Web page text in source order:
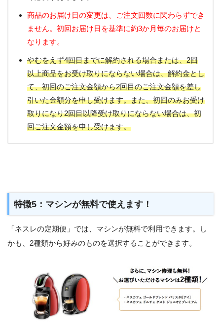
商品のお届け日の変更は、ご注文回数に関わらずでき
ません。初回お届け日を基準に約3か月毎のお届けと
なります。
やむをえず4回目までに解約される場合または、2回
以上商品をお受け取りにならない場合は、解約金とし
て、初回のご注文金額から2回目のご注文金額を差し
引いた金額分を申し受けます。また、初回のみお受け
取りになり2回目以降受け取りにならない場合は、初
回ご注文金額を申し受けます。
特徴5：マシンが無料で使えます！
「ネスレの定期便」では、マシンが無料で利用できます。し
かも、2種類から好みのものを選択することができます。